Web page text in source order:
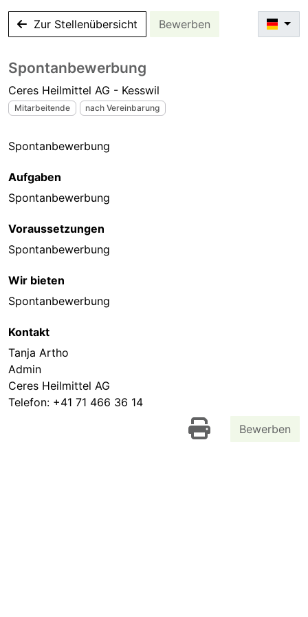
Zur Stellenübersicht Bewerben
Spontanbewerbung
Ceres Heilmittel AG - Kesswil
Mitarbeitende nach Vereinbarung
Spontanbewerbung
Aufgaben
Spontanbewerbung
Voraussetzungen
Spontanbewerbung
Wir bieten
Spontanbewerbung
Kontakt
Tanja Artho
Admin
Ceres Heilmittel AG
Telefon: +41 71 466 36 14
Bewerben